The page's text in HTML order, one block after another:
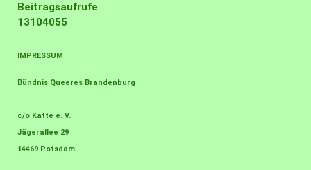
Beitragsaufrufe
13104055
IMPRESSUM
Bündnis Queeres Brandenburg
c/o Katte e. V.
Jägerallee 29
14469 Potsdam